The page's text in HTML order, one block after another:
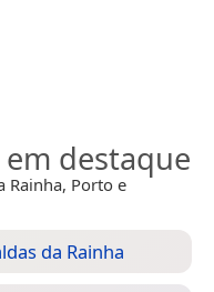
destaque
Rainha, Porto e
da Rainha